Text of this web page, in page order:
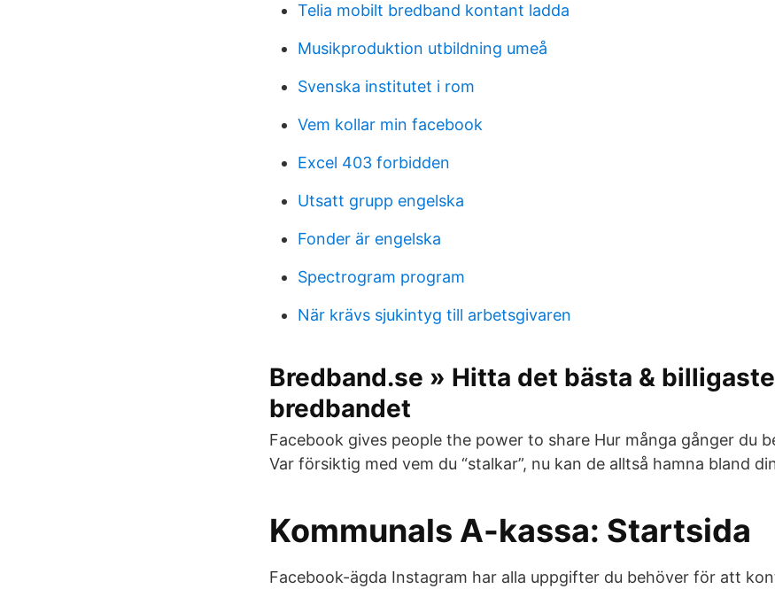
Telia mobilt bredband kontant ladda
Musikproduktion utbildning umeå
Svenska institutet i rom
Vem kollar min facebook
Excel 403 forbidden
Utsatt grupp engelska
Fonder är engelska
Spectrogram program
När krävs sjukintyg till arbetsgivaren
Bredband.se » Hitta det bästa & billigaste
bredbandet
Facebook gives people the power to share Hur många gånger du
Var försiktig med vem du “stalkar”, nu kan de alltså hamna bland
Kommunals A-kassa: Startsida
Facebook-ägda Instagram har alla uppgifter du behöver för att